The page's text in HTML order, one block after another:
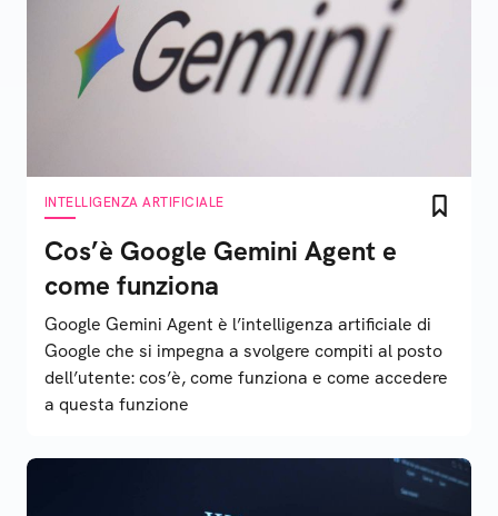
INTELLIGENZA ARTIFICIALE
Cos’è Google Gemini Agent e
come funziona
Google Gemini Agent è l’intelligenza artificiale di
Google che si impegna a svolgere compiti al posto
dell’utente: cos’è, come funziona e come accedere
a questa funzione